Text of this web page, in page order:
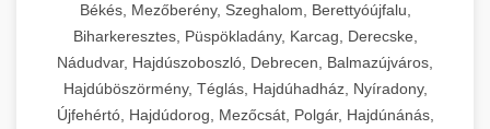
Békés, Mezőberény, Szeghalom, Berettyóújfalu,
Biharkeresztes, Püspökladány, Karcag, Derecske,
Nádudvar, Hajdúszoboszló, Debrecen, Balmazújváros,
Hajdúböszörmény, Téglás, Hajdúhadház, Nyíradony,
Újfehértó, Hajdúdorog, Mezőcsát, Polgár, Hajdúnánás,